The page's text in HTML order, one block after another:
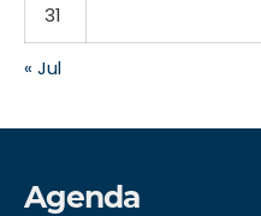
31
« Jul
Agenda